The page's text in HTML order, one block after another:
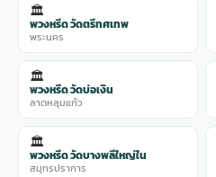
🏛️
พวงหรีด วัดตรีทศเทพ
พระนคร
🏛️
พวงหรีด วัดบ่อเงิน
ลาดหลุมแก้ว
🏛️
พวงหรีด วัดบางพลีใหญ่ใน
สมุทรปราการ